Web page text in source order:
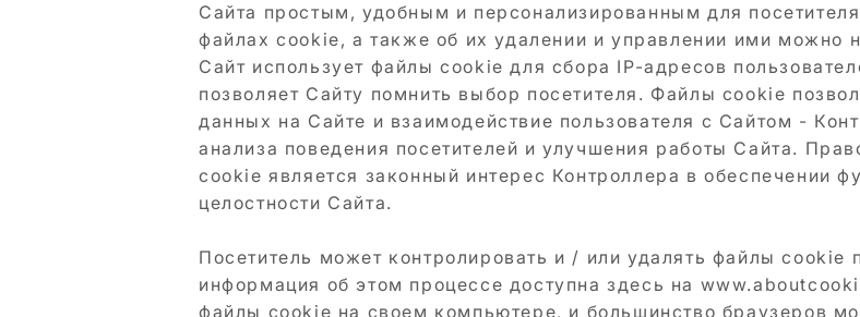
Сайта простым, удобным и персонализированным для
файлах cookie, а также об их удалении и управлении ими можно
Сайт использует файлы cookie для сбора IP-адресов
позволяет Сайту помнить выбор посетителя. Файлы cookie
данных на Сайте и взаимодействие пользователя с Сайтом -
анализа поведения посетителей и улучшения работы Сайта.
cookie является законный интерес Контроллера в обеспечении
целостности Сайта.
Посетитель может контролировать и / или удалять файлы cookie
информация об этом процессе доступна здесь на
файлы cookie на своем компьютере, и большинство браузеров